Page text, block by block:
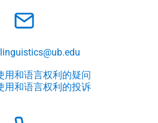
用和语言权利的疑问
用和语言权利的投诉